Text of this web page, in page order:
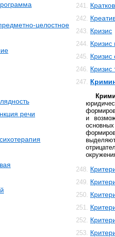
целостное
речи
241.
242.
243. Кризис
244. Кризис
245. Кризис
246. Кризис
247.
и
248.
249.
250.
251.
252.
253.